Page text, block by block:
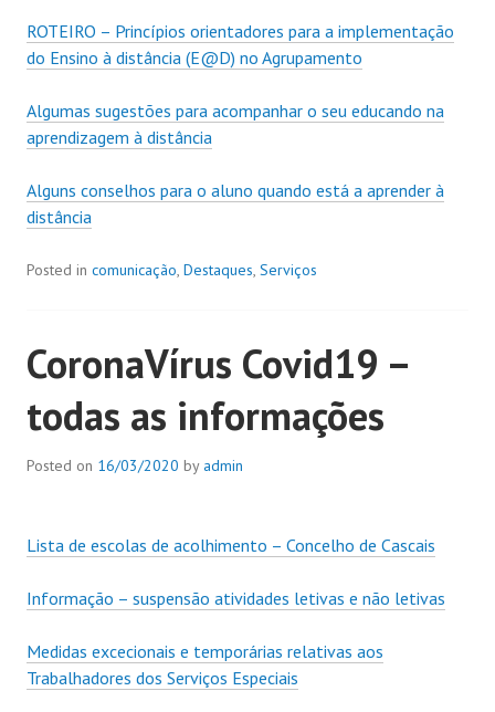
ROTEIRO – Princípios orientadores para a implementação
do Ensino à distância (E@D) no Agrupamento
Algumas sugestões para acompanhar o seu educando na
aprendizagem à distância
Alguns conselhos para o aluno quando está a aprender à
distância
Posted in comunicação, Destaques, Serviços
CoronaVírus Covid19 –
todas as informações
Posted on 16/03/2020 by admin
Lista de escolas de acolhimento – Concelho de Cascais
Informação – suspensão atividades letivas e não letivas
Medidas excecionais e temporárias relativas aos
Trabalhadores dos Serviços Especiais